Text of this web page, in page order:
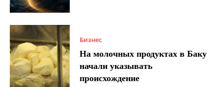
Бизнес
На молочных продуктах в Баку
начали указывать
происхождение